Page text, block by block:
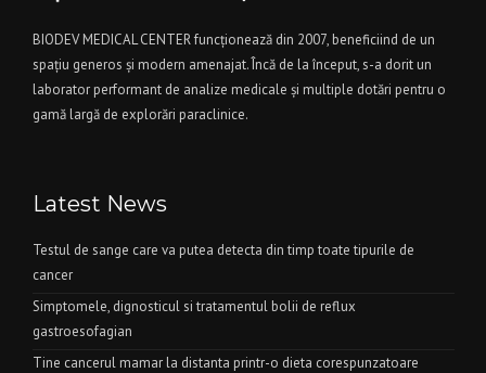
BIODEV MEDICAL CENTER funcţionează din 2007, beneficiind de un
spaţiu generos şi modern amenajat. Încă de la început, s-a dorit un
laborator performant de analize medicale şi multiple dotări pentru o
gamă largă de explorări paraclinice.
Latest News
Testul de sange care va putea detecta din timp toate tipurile de
cancer
Simptomele, dignosticul si tratamentul bolii de reflux
gastroesofagian
Tine cancerul mamar la distanta printr-o dieta corespunzatoare